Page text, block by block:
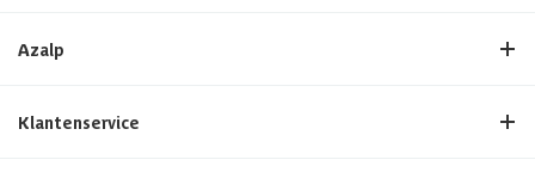
Azalp
Klantenservice